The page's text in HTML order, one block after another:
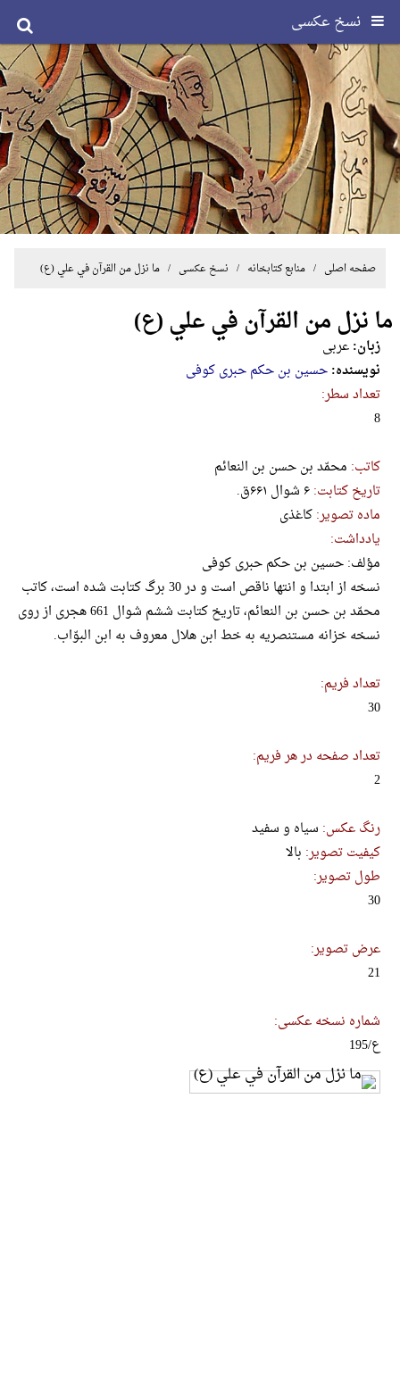
نسخ عکسی
صفحه اصلی / منابع کتابخانه / نسخ عکسی / ما نزل من القرآن في علي (ع)
ما نزل من القرآن في علي (ع)
زبان:عربی
نویسنده:حسین بن حکم حبری کوفی
تعداد سطر:
8
کاتب: محمّد بن حسن بن النعائم
تاریخ کتابت:۶ شوال ۶۶۱ق.
ماده تصویر:کاغذی
یادداشت:
مؤلف: حسین بن حکم حبری کوفی
نسخه از ابتدا و انتها ناقص است و در 30 برگ کتابت شده است، کاتب
محمّد بن حسن بن النعائم، تاریخ کتابت ششم شوال 661 هجری از روی
نسخه خزانه مستنصریه به خط ابن هلال معروف به ابن البوّاب.
تعداد فریم:
30
تعداد صفحه در هر فریم:
2
رنگ عکس: سیاه و سفید
کیفیت تصویر: بالا
طول تصویر:
30
عرض تصویر:
21
شماره نسخه عکسی:
ع/195